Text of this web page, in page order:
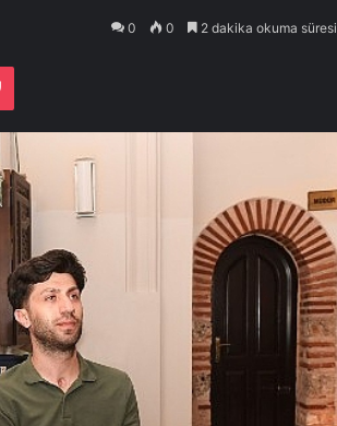
0 0 2 dakika okuma süresi
Pocket